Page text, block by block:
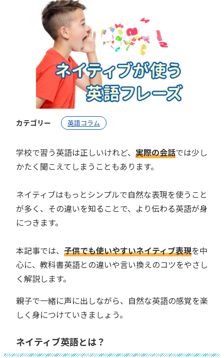
カテゴリー 英語コラム
学校で習う英語は正しいけれど、 実際の会話では少し
かたく聞こえてしまうこともあります。
ネイティブはもっとシンプルで自然な表現を使うこと
が多く、その違いを知ることで、より伝わる英語が身
につきます。
本記事では、 子供でも使いやすいネイティブ表現を中
心に、教科書英語との違いや言い換えのコツをやさし
く解説します。
親子で一緒に声に出しながら、自然な英語の感覚を楽
しく身につけていきましょう。
ネイティブ英語とは？